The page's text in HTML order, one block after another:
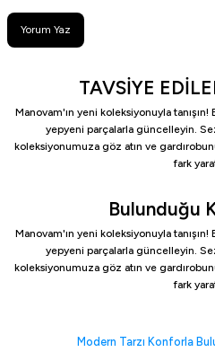
Yorum Yaz
TAVSİYE
Manovam'ın yeni koleksiyonuyla
yepyeni parçalarla güncelleyin.
koleksiyonumuza göz atın ve
fark
Siyah Deri Kemer | Manovam
899,00 TL
Sepette749,00 TL
Bulunduğu
Manovam'ın yeni koleksiyonuyla
yepyeni parçalarla güncelleyin.
koleksiyonumuza göz atın ve
fark
Bordo Kışlık Suni Deri Ceket
Modern Tarzı Konforla